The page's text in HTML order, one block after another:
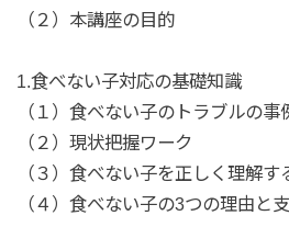
（２）本講座の目的
1.食べない子対応の基礎知識
（１）食べない子のトラブルの事
（２）現状把握ワーク
（３）食べない子を正しく理解す
（４）食べない子の3つの理由と